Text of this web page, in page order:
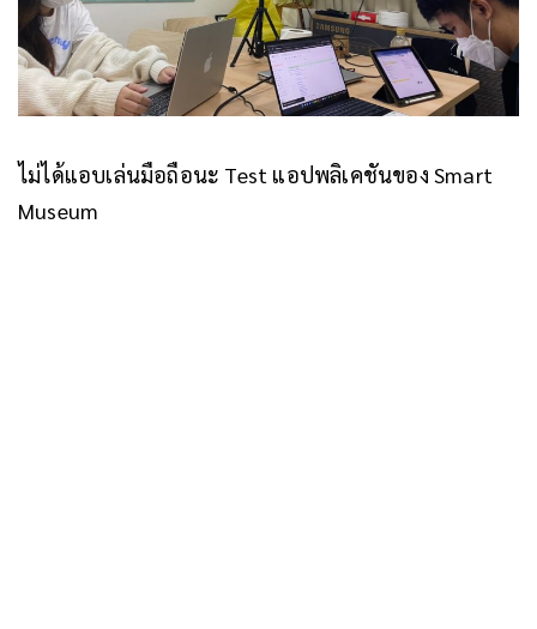
ไม่ได้แอบเล่นมือถือนะ Test แอปพลิเคชันของ Smart
Museum